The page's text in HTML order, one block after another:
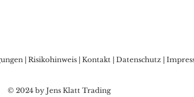
| Risikohinweis | Kontakt | Datenschutz |
© 2024 by Jens Klatt Trading